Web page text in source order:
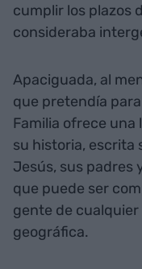
cumplir los plazos
consideraba
Apaciguada, al
que pretendía
Familia ofrece
su historia, escrita
Jesús, sus padres
que puede ser
gente de
geográfica.